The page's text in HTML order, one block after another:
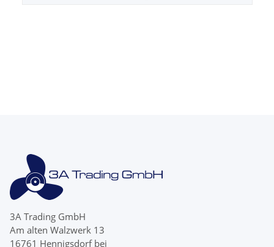
3A Trading GmbH
Am alten Walzwerk 13
16761 Hennigsdorf bei